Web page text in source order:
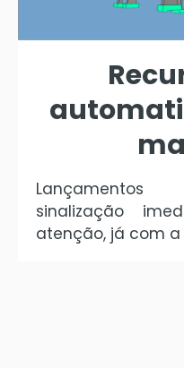
sinalização
atenção, já com